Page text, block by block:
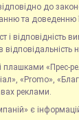
до
та доведенню
і відповідність
відповідальність
плашками «Прес-
«Promo»,
реклами.
є